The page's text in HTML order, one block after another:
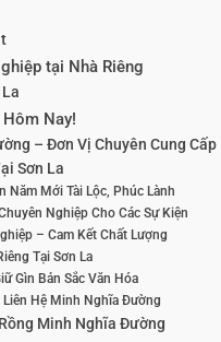
tại Nhà Riêng
Nay!
– Đơn Vị Chuyên Cung Cấp
Sơn La
Năm Mới Tài Lộc, Phúc Lành
Nghiệp Cho Các Sự Kiện
– Cam Kết Chất Lượng
Tại Sơn La
Gìn Bản Sắc Văn Hóa
Hệ Minh Nghĩa Đường
Minh Nghĩa Đường